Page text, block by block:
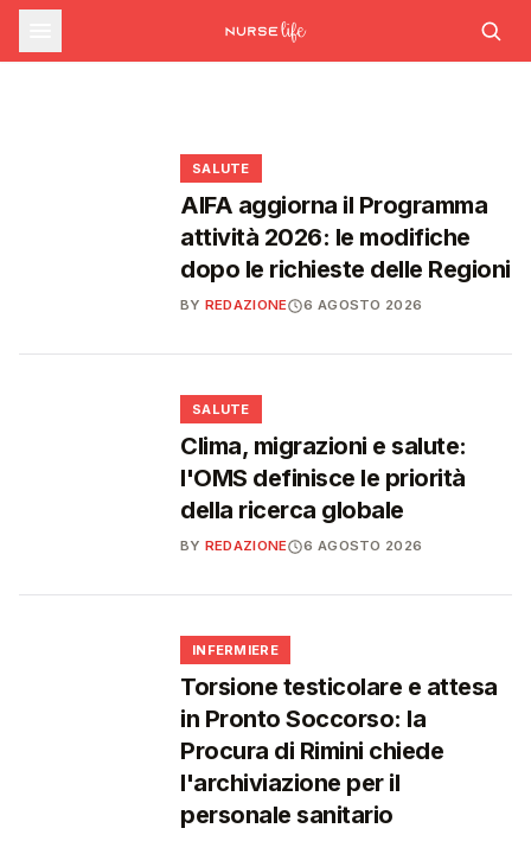
farmaceutica supera i 39 miliardi,
boom di farmaci per diabete e
Ondata di calore in lieve calo: il 7 agosto 26
città da bollino rosso, il giorno dopo
SALUTE
Emergenza caldo: il numero 1500 supera le
SALUTE
AIFA aggiorna il Programma
attività 2026: le modifiche
dopo le richieste delle Regioni
BY REDAZIONE 6 AGOSTO 2026
SALUTE
Clima, migrazioni e salute:
l'OMS definisce le priorità
della ricerca globale
BY REDAZIONE 6 AGOSTO 2026
INFERMIERE
Torsione testicolare e attesa
in Pronto Soccorso: la
Procura di Rimini chiede
l'archiviazione per il
personale sanitario